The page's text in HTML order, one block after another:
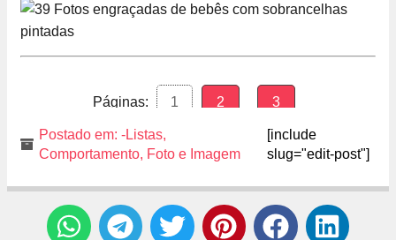
Páginas: 1 2 3
Postado em: -Listas,
Comportamento, Foto e Imagem
[include
slug="edit-post"]